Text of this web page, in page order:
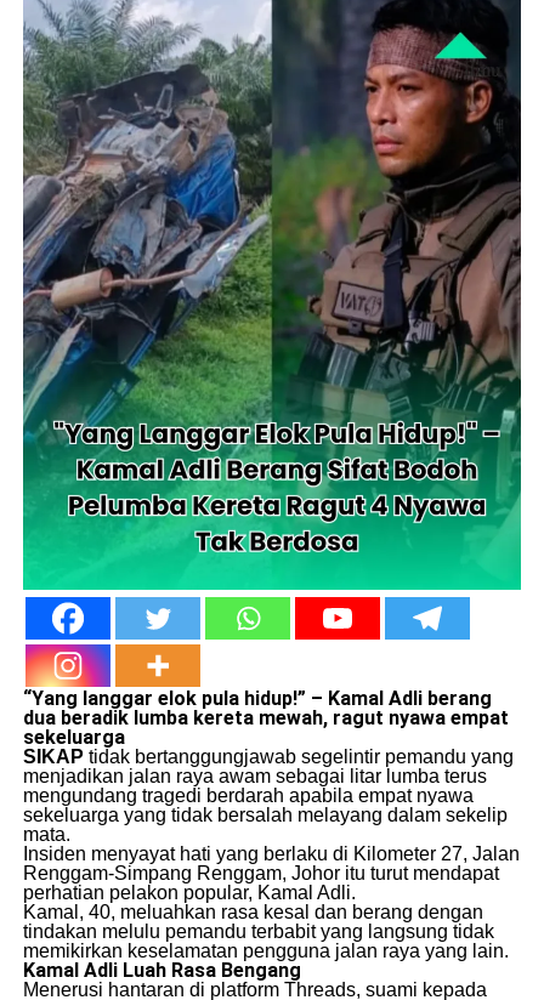
“Yang langgar elok pula hidup!” – Kamal Adli berang
dua beradik lumbakeretamewah, ragut nyawa empat
sekeluarga
SIKAP tidak bertanggungjawab segelintir pemandu yang
menjadikan jalan raya awam sebagai litar lumba terus
mengundang tragedi berdarah apabila empat nyawa
sekeluarga yang tidak bersalah melayang dalam sekelip
mata.
​Insiden menyayat hati yang berlaku di Kilometer 27, Jalan
Renggam-Simpang Renggam, Johor itu turut mendapat
perhatian pelakon popular, Kamal Adli.
​Kamal, 40, meluahkan rasa kesal dan berang dengan
tindakan melulu pemandu terbabit yang langsung tidak
memikirkan keselamatan pengguna jalan raya yang lain.
Kamal Adli Luah Rasa Bengang
​Menerusi hantaran di platform Threads, suami kepada